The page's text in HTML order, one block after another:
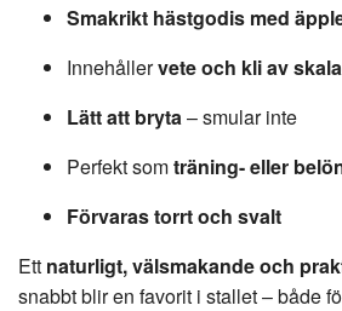
Smakrikt hästgodis med
Innehållervete och kli av
Lätt att bryta– smular inte
Perfekt somträning- eller
Förvaras torrt och svalt
Ett naturligt, välsmakande och
snabbt blir en favorit i stallet – både